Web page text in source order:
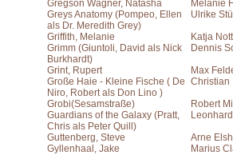
Gregson Wagner, Natasha
Melanie
Greys Anatomy (Pompeo, Ellen
als Dr. Meredith Grey)
Ulrike
Griffith, Melanie
Katja
Grimm (Giuntoli, David als Nick
Burkhardt)
Dennis
Grint, Rupert
Max
Große Haie - Kleine Fische ( De
Niro, Robert als Don Lino )
Christian
Grobi(Sesamstraße)
Robert
Guardians of the Galaxy (Pratt,
Chris als Peter Quill)
Guttenberg, Steve
Arne
Gyllenhaal, Jake
Marius